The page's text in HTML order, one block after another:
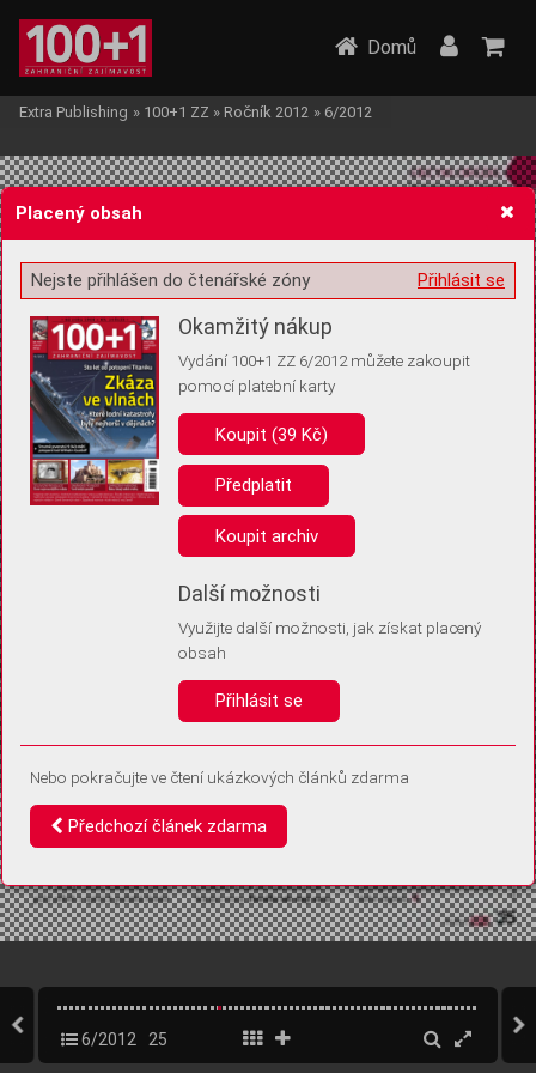
Žádost o souhlas s ukládáním volitelných informací
Pro základní fungování webu nepotřebujeme ukládat žádné informace
(tzv. cookies apod.). Rádi bychom vás ale požádali o souhlas s
uložením volitelných informací:
Anonymní unikátní ID
Díky němu příště poznáme, že se jedná o stejné zařízení, a
Identifikátor je zcela anonymní.
Vaše souhlasy a odmítnutí si ukládáme do vašeho zařízení, abychom se
vás už příště znovu neptali. Můžete je kdykoli později upravit ve Správě
Domů
Extra Publishing » 100+1 ZZ » Ročník 2012 » 6/2012
6/2012 25
Placený obsah
Přihlásit se
Nejste přihlášen do čtenářské zóny
Okamžitý nákup
Vydání 100+1 ZZ 6/2012 můžete zakoupit
pomocí platební karty
Koupit (39 Kč)
Předplatit
Koupit archiv
Další možnosti
Využijte další možnosti, jak získat placený
obsah
Přihlásit se
Nebo pokračujte ve čtení ukázkových článků zdarma
Předchozí článek zdarma